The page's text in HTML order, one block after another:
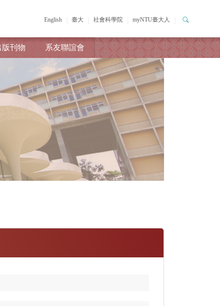
English 臺大 社會科學院 myNTU臺大人
版刊物 系友聯誼會